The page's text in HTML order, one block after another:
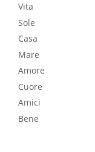
Vita
Sole
Casa
Mare
Amore
Cuore
Amici
Bene